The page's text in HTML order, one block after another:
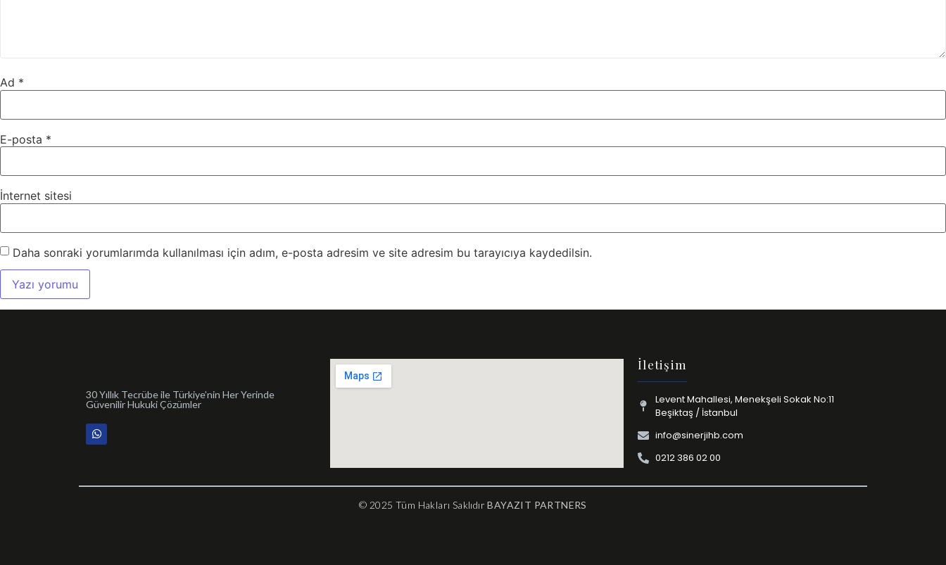
Ad *
E-posta *
İnternet sitesi
Daha sonraki yorumlarımda kullanılması için adım, e-posta adresim ve site adresim bu tarayıcıya kaydedilsin.
30 Yıllık Tecrübe ile Türkiye’nin Her Yerinde
Güvenilir Hukuki Çözümler
İletişim
Levent Mahallesi, Menekşeli Sokak No:11
Beşiktaş / İstanbul
info@sinerjihb.com
0212 386 02 00
© 2025 Tüm Hakları SaklıdırBAYAZIT PARTNERS